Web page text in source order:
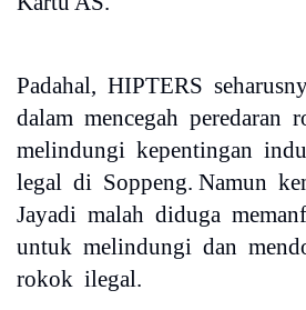
Padahal, HIPTERS
dalam mencegah peredaran
melindungi kepentingan
legal di Soppeng. Namun
Jayadi malah diduga
untuk melindungi dan
rokok ilegal.